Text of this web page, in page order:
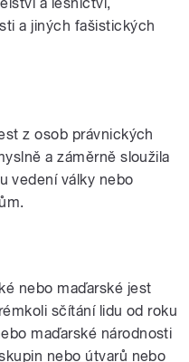
a jiných fašistických
z osob právnických
a záměrně sloužila
vedení války nebo
nebo maďarské jest
sčítání lidu od roku
maďarské národnosti
nebo útvarů nebo